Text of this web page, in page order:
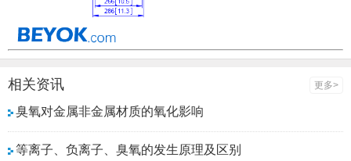
相关资讯 更多>
臭氧对金属非金属材质的氧化影响
等离子、负离子、臭氧的发生原理及区别